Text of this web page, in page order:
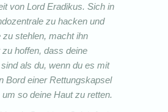
von Lord Eradikus. Sich in
zu hacken und
zu stehlen, macht ihn
zu hoffen, dass deine
als du, wenn du es mit
Bord einer Rettungskapsel
so deine Haut zu retten.